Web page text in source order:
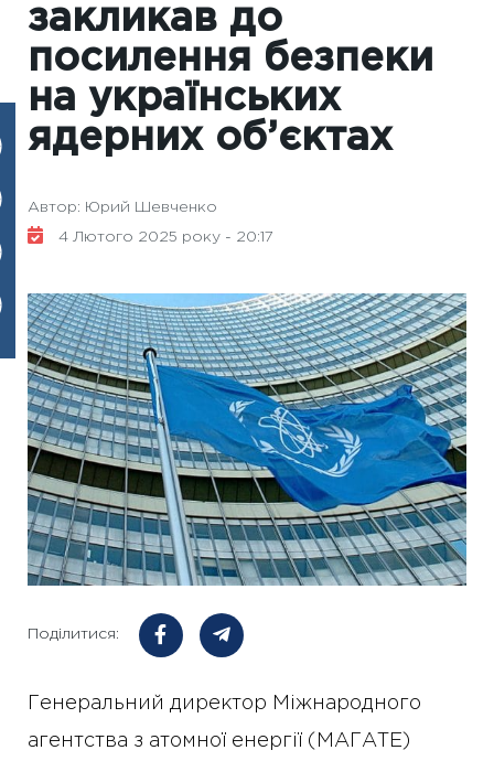
закликав до
посилення безпеки
на українських
ядерних об’єктах
Автор: Юрий Шевченко
4 Лютого 2025 року - 20:17
Поділитися:
Генеральний директор Міжнародного
агентства з атомної енергії (МАГАТЕ)